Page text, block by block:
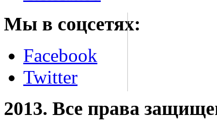
Мы в соцсетях:
Facebook
Twitter
2013. Все права